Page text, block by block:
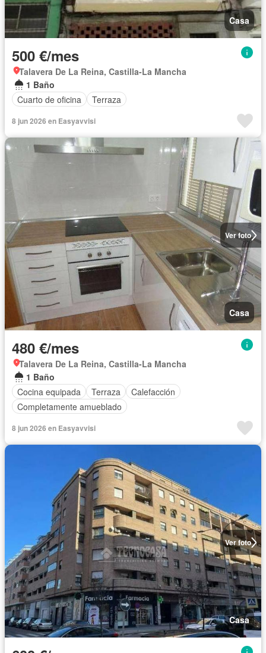
Casa
500 €/mes
Talavera De La Reina, Castilla-La Mancha
1 Baño
Cuarto de oficina
Terraza
8 jun 2026 en Easyavvisi
Ver foto
Casa
480 €/mes
Talavera De La Reina, Castilla-La Mancha
1 Baño
Cocina equipada
Terraza
Calefacción
Completamente amueblado
8 jun 2026 en Easyavvisi
Ver foto
Casa